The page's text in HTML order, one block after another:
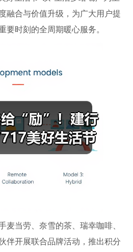
融合与价值升级，为广大用户提
要时刻的全周期暖心服务。
麦当劳、奈雪的茶、瑞幸咖啡、
伴开展联合品牌活动，推出积分